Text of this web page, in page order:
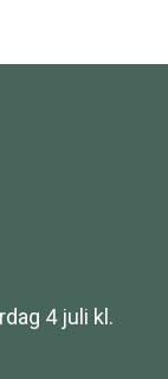
4 juli kl.